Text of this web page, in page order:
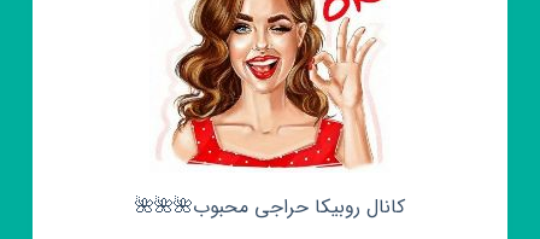
کانال روبیکا حراجی محبوب🌺🌺🌺